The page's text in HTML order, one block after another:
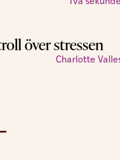
över stressen